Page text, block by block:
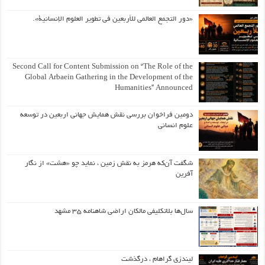
«دور التجمع العالمي للأربعين في تطوير العلوم الإنسانية».
Second Call for Content Submission on “The Role of the
Global Arbaein Gathering in the Development of the
Humanities” Announced
دومین فراخوان بررسی نقش همایش جهانی اربعین در توسعه
علوم انسانی
شگفت آن‌که هرمز به نقش زمین ، نماید چو «هشت» از نگار
آفرین
سال‌ها بلاتکلیفی مالکان اراضی شاهنامه ۳۵ مشهد
لیندزی گراهام ، درگذشت